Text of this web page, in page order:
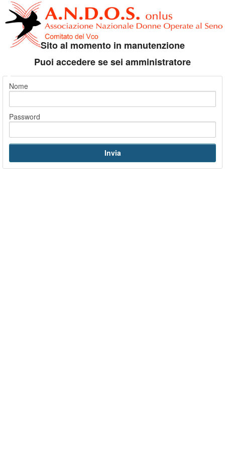
Sito al momento in manutenzione
Puoi accedere se sei amministratore
Nome
Password